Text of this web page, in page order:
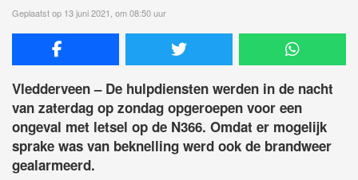
Geplaatst op 13 juni 2021, om 08:50 uur
Vledderveen – De hulpdiensten werden in de nacht
van zaterdag op zondag opgeroepen voor een
ongeval met letsel op de N366. Omdat er mogelijk
sprake was van beknelling werd ook de brandweer
gealarmeerd.